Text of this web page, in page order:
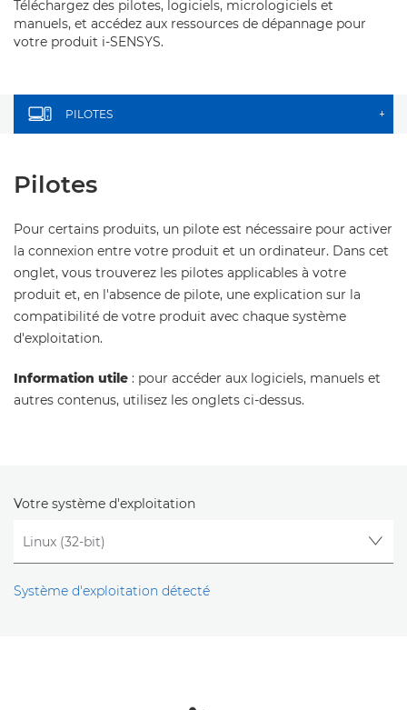
Téléchargez des pilotes, logiciels, micrologiciels et
manuels, et accédez aux ressources de dépannage pour
votre produit i-SENSYS.
PILOTES +
Pilotes
Pour certains produits, un pilote est nécessaire pour activer
la connexion entre votre produit et un ordinateur. Dans cet
onglet, vous trouverez les pilotes applicables à votre
produit et, en l'absence de pilote, une explication sur la
compatibilité de votre produit avec chaque système
d'exploitation.
Information utile : pour accéder aux logiciels, manuels et
autres contenus, utilisez les onglets ci-dessus.
Votre système d'exploitation
Système d'exploitation détecté